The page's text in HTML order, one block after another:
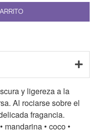
y ligereza a la
Al rociarse sobre el
fragancia.
mandarina • coco •